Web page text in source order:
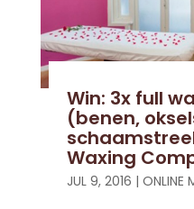
Win: 3x full
(benen,
Waxing
JUL 9, 2016 | ONLINE